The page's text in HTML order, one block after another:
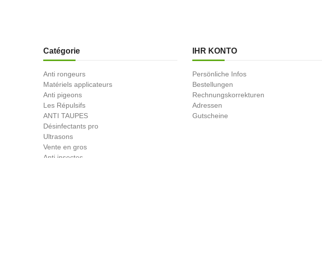
Catégorie
Anti rongeurs
Matériels applicateurs
Anti pigeons
Les Répulsifs
ANTI TAUPES
Désinfectants pro
Ultrasons
Vente en gros
Anti insectes
IHR KONTO
Persönliche Infos
Bestellungen
Rechnungskorrekturen
Adressen
Gutscheine